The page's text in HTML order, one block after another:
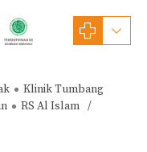
Klinik Tumbang
RS Al Islam